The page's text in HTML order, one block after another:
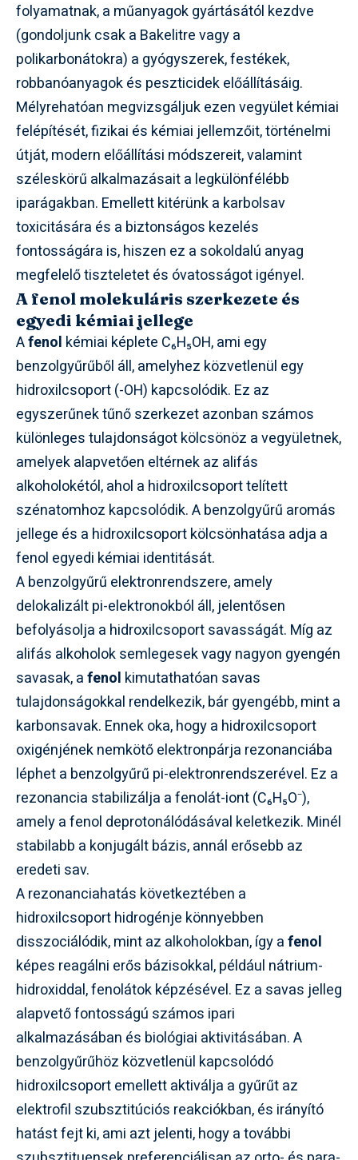
folyamatnak, a műanyagok gyártásától kezdve
(gondoljunk csak a Bakelitre vagy a
polikarbonátokra) a gyógyszerek, festékek,
robbanóanyagok és peszticidek előállításáig.
Mélyrehatóan megvizsgáljuk ezen vegyület kémiai
felépítését, fizikai és kémiai jellemzőit, történelmi
útját, modern előállítási módszereit, valamint
széleskörű alkalmazásait a legkülönfélébb
iparágakban. Emellett kitérünk a karbolsav
toxicitására és a biztonságos kezelés
fontosságára is, hiszen ez a sokoldalú anyag
megfelelő tiszteletet és óvatosságot igényel.
A fenol molekuláris szerkezete és
egyedi kémiai jellege
Afenol kémiai képlete C₆H₅OH, ami egy
benzolgyűrűből áll, amelyhez közvetlenül egy
hidroxilcsoport (-OH) kapcsolódik. Ez az
egyszerűnek tűnő szerkezet azonban számos
különleges tulajdonságot kölcsönöz a vegyületnek,
amelyek alapvetően eltérnek az alifás
alkoholokétól, ahol a hidroxilcsoport telített
szénatomhoz kapcsolódik. A benzolgyűrű aromás
jellege és a hidroxilcsoport kölcsönhatása adja a
fenol egyedi kémiai identitását.
A benzolgyűrű elektronrendszere, amely
delokalizált pi-elektronokból áll, jelentősen
befolyásolja a hidroxilcsoport savasságát. Míg az
alifás alkoholok semlegesek vagy nagyon gyengén
savasak, afenol kimutathatóan savas
tulajdonságokkal rendelkezik, bár gyengébb, mint a
karbonsavak. Ennek oka, hogy a hidroxilcsoport
oxigénjének nemkötő elektronpárja rezonanciába
léphet a benzolgyűrű pi-elektronrendszerével. Ez a
rezonancia stabilizálja a fenolát-iont (C₆H₅O⁻),
amely a fenol deprotonálódásával keletkezik. Minél
stabilabb a konjugált bázis, annál erősebb az
eredeti sav.
A rezonanciahatás következtében a
hidroxilcsoport hidrogénje könnyebben
disszociálódik, mint az alkoholokban, így afenol
képes reagálni erős bázisokkal, például nátrium-
hidroxiddal, fenolátok képzésével. Ez a savas jelleg
alapvető fontosságú számos ipari
alkalmazásában és biológiai aktivitásában. A
benzolgyűrűhöz közvetlenül kapcsolódó
hidroxilcsoport emellett aktiválja a gyűrűt az
elektrofil szubsztitúciós reakciókban, és irányító
hatást fejt ki, ami azt jelenti, hogy a további